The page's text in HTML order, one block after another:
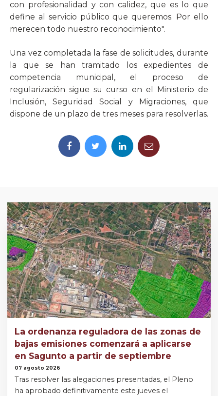
con profesionalidad y con calidez, que es lo que
define al servicio público que queremos. Por ello
merecen todo nuestro reconocimiento".
Una vez completada la fase de solicitudes, durante
la que se han tramitado los expedientes de
competencia municipal, el proceso de
regularización sigue su curso en el Ministerio de
Inclusión, Seguridad Social y Migraciones, que
dispone de un plazo de tres meses para resolverlas.
La ordenanza reguladora de las zonas de
bajas emisiones comenzará a aplicarse
en Sagunto a partir de septiembre
07 agosto 2026
Tras resolver las alegaciones presentadas, el Pleno
ha aprobado definitivamente este jueves el